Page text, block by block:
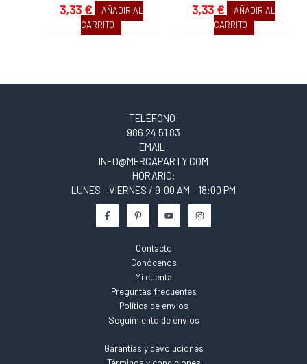
3,33 €
AÑADIR AL
CARRITO
3,33 €
AÑADIR AL
CARRITO
TELÉFONO:
986 24 51 83
EMAIL:
INFO@MERCAPARTY.COM
HORARIO:
LUNES - VIERNES / 9:00 AM - 18:00 PM
Contacto
Conócenos
Mi cuenta
Preguntas frecuentes
Política de envios
Seguimiento de envíos
Garantías y devoluciones